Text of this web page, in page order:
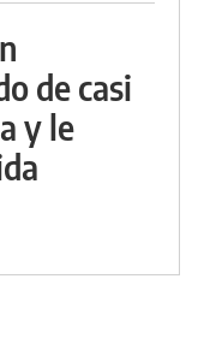
de casi
y le